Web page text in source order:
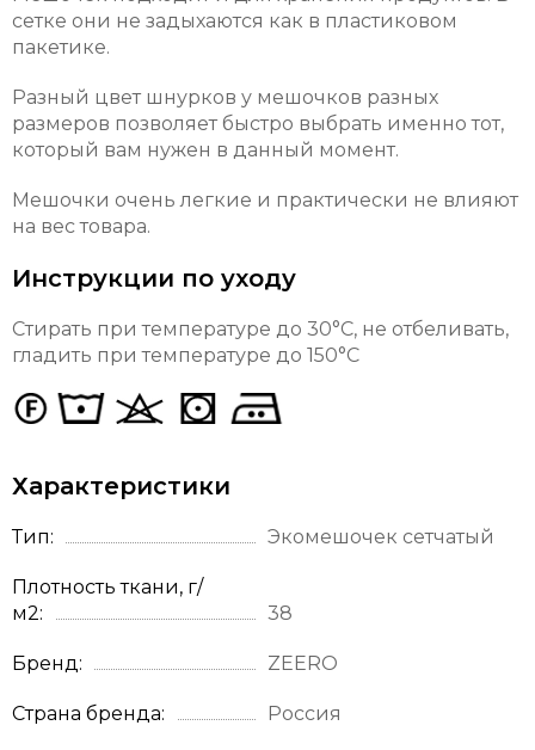
сетке они не задыхаются как в пластиковом
пакетике.
Разный цвет шнурков у мешочков разных
размеров позволяет быстро выбрать именно тот,
который вам нужен в данный момент.
Мешочки очень легкие и практически не влияют
на вес товара.
Инструкции по уходу
Стирать при температуре до 30°C, не отбеливать,
гладить при температуре до 150°C
Характеристики
Тип Экомешочек сетчатый
Плотность ткани, г/
м2
38
Бренд ZEERO
Страна бренда Россия